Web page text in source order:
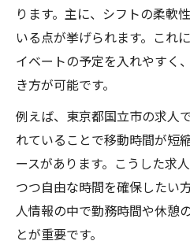
ります。主に、シフトの柔軟
いる点が挙げられます。これ
イベートの予定を入れやすく
き方が可能です。
例えば、東京都国立市の求人
れていることで移動時間が短
ースがあります。こうした求
つつ自由な時間を確保したい
人情報の中で勤務時間や休憩
とが重要です。